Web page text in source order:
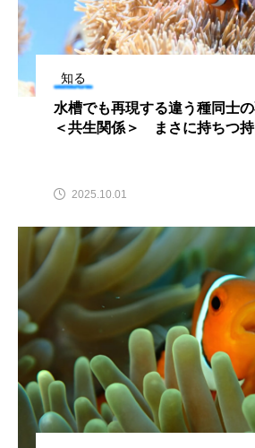
カエルアンコウ カガミガイ
カクレクマノミ カゴカマス
カブトエビ カブトクラゲ
カワバタモロコ カワムツ
キジハタ キス キチヌ
キビナゴ キュウリエソ
ギギ ギンザケ ギンザメ
クサガメ クジラ クニマ
知る
水槽でも再現する違う種同士
＜共生関係＞ まさに持ちつ持
2025.10.01